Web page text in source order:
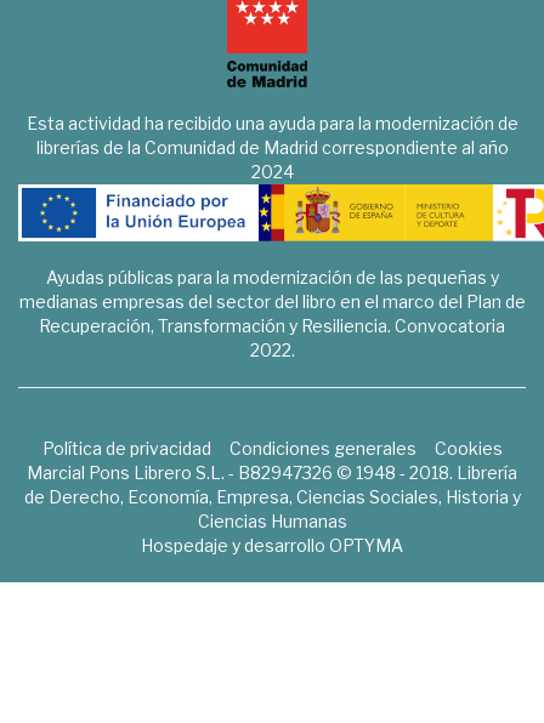
Esta actividad ha recibido una ayuda para la modernización de
librerías de la Comunidad de Madrid correspondiente al año
2024
Ayudas públicas para la modernización de las pequeñas y
medianas empresas del sector del libro en el marco del Plan de
Recuperación, Transformación y Resiliencia. Convocatoria
2022.
Política de privacidad Condiciones generales
Cookies
Marcial Pons Librero S.L. - B82947326 © 1948 - 2018. Librería
de Derecho, Economía, Empresa, Ciencias Sociales, Historia y
Ciencias Humanas
Hospedaje y desarrollo OPTYMA